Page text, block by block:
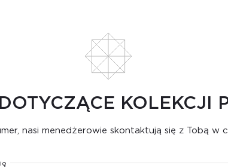
KOLEKCJI
nasi menedżerowie skontaktują się z Tobą w